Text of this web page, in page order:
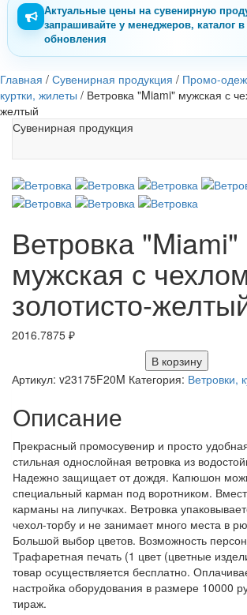
Актуальные цены на сувенирную
запрашивайте у менеджеров, каталог
обновления
Главная / Сувенирная продукция / Промо-
куртки, жилеты / Ветровка "Miami" мужская с
желтый
Сувенирная продукция
Ветровка "Miami"
мужская с
золотисто-
2016.7875 ₽
В корзину
Артикул: v23175F20M Категория: Ветровки,
Описание
Прекрасный промосувенир и просто
стильная однослойная ветровка из
Надежно защищает от дождя. Капюшон
специальный карман под воротником.
карманы на липучках. Ветровка
чехол-торбу и не занимает много места в
Большой выбор цветов. Возможность
Трафаретная печать (1 цвет (цветные
товар осуществляется бесплатно.
настройка оборудования в размере 10000
тираж.